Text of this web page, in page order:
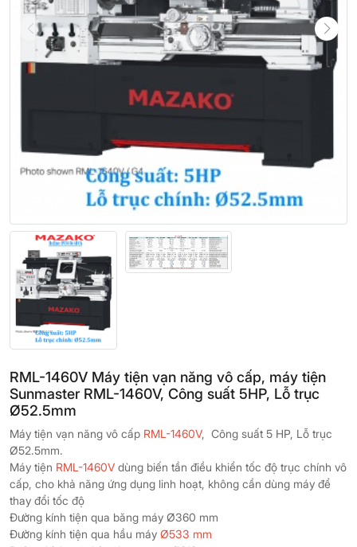
RML-1460V Máy tiện vạn năng vô cấp, máy tiện
Sunmaster RML-1460V, Công suất 5HP, Lỗ trục
Ø52.5mm
Máy tiện vạn năng vô cấp RML-1460V, Công suất 5 HP, Lỗ trục
Ø52.5mm.
Máy tiện RML-1460V dùng biến tần điều khiển tốc độ trục chính vô
cấp, cho khả năng ứng dụng linh hoạt, không cần dùng máy để
thay đổi tốc độ
Đường kính tiện qua băng máy Ø360 mm
Đường kính tiện qua hầu máy Ø533 mm